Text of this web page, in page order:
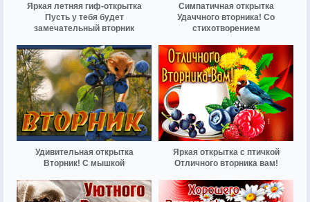
Яркая летняя гиф-открытка
Пусть у тебя будет
замечательный вторник
Симпатичная открытка
Удаччного вторника! Со
стихотворением
Удивительная открытка
Вторник! С мышкой
Яркая открытка с птичкой
Отличного вторника вам!